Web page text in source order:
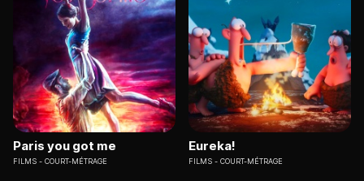
Paris you got me
FILMS COURT-MÉTRAGE
Eureka!
FILMS COURT-MÉTRAGE